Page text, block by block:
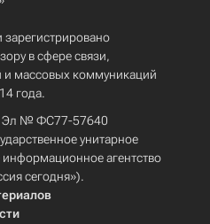
в сфере связи,
массовых коммуникаций
года.
Эл № ФС77-57640
унитарное
агентство
сегодня»).